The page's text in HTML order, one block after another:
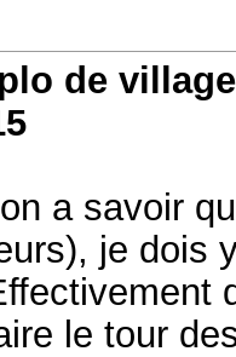
de
a savoir
je dois
le tour